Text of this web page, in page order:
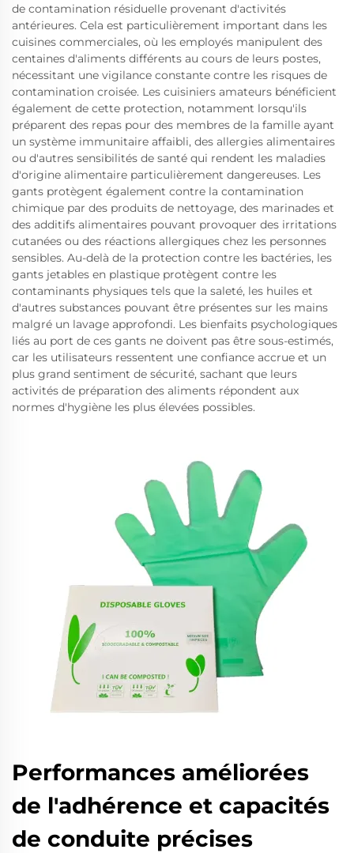
de contamination résiduelle provenant d'activités
antérieures. Cela est particulièrement important dans les
cuisines commerciales, où les employés manipulent des
centaines d'aliments différents au cours de leurs postes,
nécessitant une vigilance constante contre les risques de
contamination croisée. Les cuisiniers amateurs bénéficient
également de cette protection, notamment lorsqu'ils
préparent des repas pour des membres de la famille ayant
un système immunitaire affaibli, des allergies alimentaires
ou d'autres sensibilités de santé qui rendent les maladies
d'origine alimentaire particulièrement dangereuses. Les
gants protègent également contre la contamination
chimique par des produits de nettoyage, des marinades et
des additifs alimentaires pouvant provoquer des irritations
cutanées ou des réactions allergiques chez les personnes
sensibles. Au-delà de la protection contre les bactéries, les
gants jetables en plastique protègent contre les
contaminants physiques tels que la saleté, les huiles et
d'autres substances pouvant être présentes sur les mains
malgré un lavage approfondi. Les bienfaits psychologiques
liés au port de ces gants ne doivent pas être sous-estimés,
car les utilisateurs ressentent une confiance accrue et un
plus grand sentiment de sécurité, sachant que leurs
activités de préparation des aliments répondent aux
normes d'hygiène les plus élevées possibles.
Performances améliorées
de l'adhérence et capacités
de conduite précises